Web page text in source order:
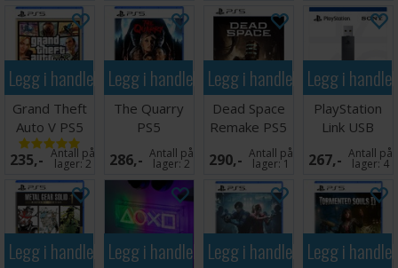
Legg i handlekurven
Grand Theft
Auto V PS5
235,- Antall på
lager:2
Legg i handlekurven
The Quarry
PS5
286,- Antall på
lager:2
Legg i handlekurven
Dead Space
Remake PS5
290,- Antall på
lager:1
Legg i
PlayStation
Link USB
Adapter
PS5/PC
267,- Antall på
lager:4
Legg i handlekurvenLegg i handlekurvenLegg i handlekurven
Legg i